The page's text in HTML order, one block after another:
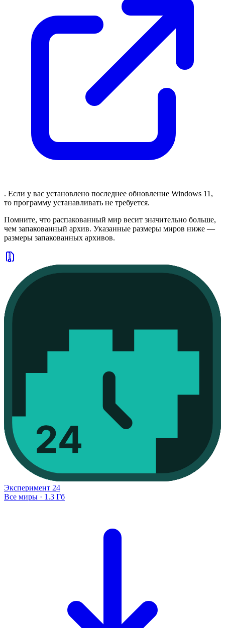
. Если у вас установлено последнее обновление Windows 11,
то программу устанавливать не требуется.
Помните, что распакованный мир весит значительно больше,
чем запакованный архив. Указанные размеры миров ниже —
размеры запакованных архивов.
Эксперимент 24
Все миры · 1.3 Гб